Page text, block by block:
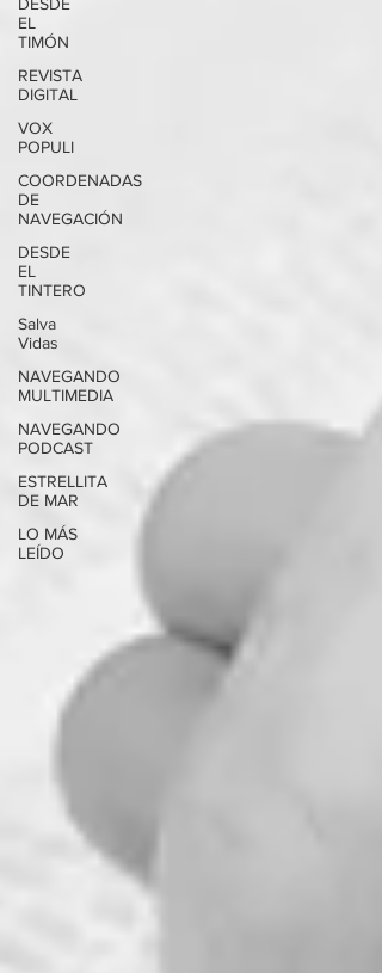
EL
TIMÓN
REVISTA
DIGITAL
VOX
POPULI
COORDENADAS
DE
NAVEGACIÓN
DESDE
EL
TINTERO
Salva
Vidas
NAVEGANDO
MULTIMEDIA
NAVEGANDO
PODCAST
ESTRELLITA
DE MAR
LO MÁS
LEÍDO